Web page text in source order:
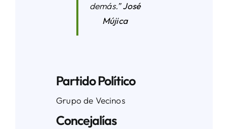
demás.”José
Mújica
Partido Político
Grupo de Vecinos
Concejalías